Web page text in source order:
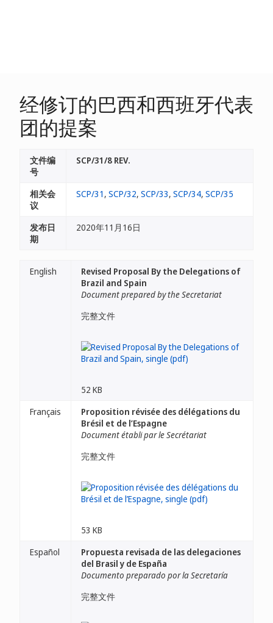
经修订的巴西和西班牙代表
团的提案
文件编
号
SCP/31/8 REV.
相关会
议
SCP/31 , SCP/32, SCP/33, SCP/34, SCP/35
发布日
期
2020年11月16日
English
Revised Proposal By the Delegations of
Brazil and Spain
Document prepared by the Secretariat
完整文件
52 KB
Français
Proposition révisée des délégations du
Brésil et de l’Espagne
Document établi par le Secrétariat
完整文件
53 KB
Español
Propuesta revisada de las delegaciones
del Brasil y de España
Documento preparado por la Secretaría
完整文件